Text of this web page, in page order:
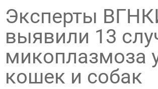
Эксперты
выявили 13
микоплазмоза
кошек и собак